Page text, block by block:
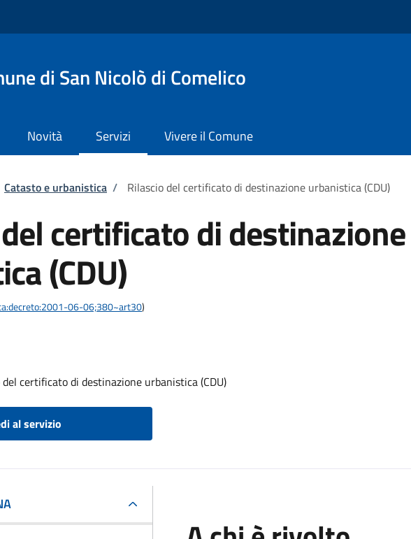
di San Nicolò di Comelico
Novità Servizi Vivere il Comune
pane
Catasto e urbanistica / Rilascio del certificato di destinazione urbanistica (CDU)
certificato di destinazione
(CDU)
06-06;380~art30)
certificato di destinazione urbanistica (CDU)
al servizio